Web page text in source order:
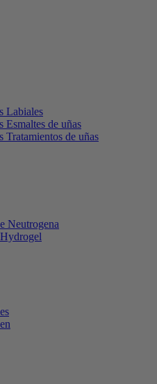
Labiales
de uñas
Tratamientos de uñas
Neutrogena